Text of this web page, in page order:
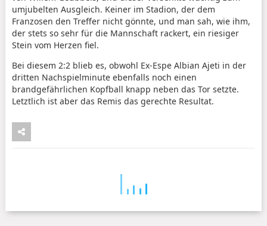
umjubelten Ausgleich. Keiner im Stadion, der dem
Franzosen den Treffer nicht gönnte, und man sah, wie ihm,
der stets so sehr für die Mannschaft rackert, ein riesiger
Stein vom Herzen fiel.
Bei diesem 2:2 blieb es, obwohl Ex-Espe Albian Ajeti in der
dritten Nachspielminute ebenfalls noch einen
brandgefährlichen Kopfball knapp neben das Tor setzte.
Letztlich ist aber das Remis das gerechte Resultat.